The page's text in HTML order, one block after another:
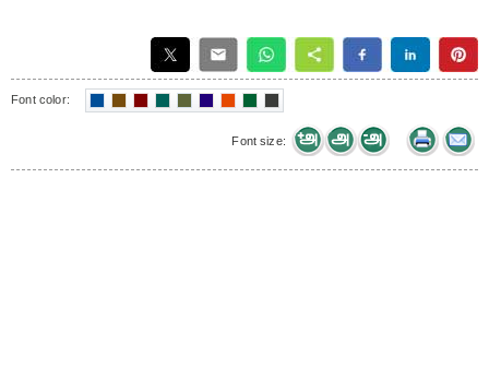
Font color:
Font size: